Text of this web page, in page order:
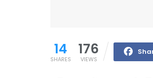
14
SHARES
176
VIEWS